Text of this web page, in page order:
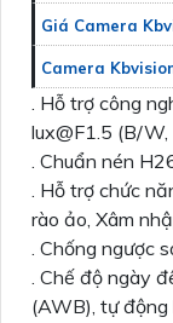
Giá Camera
Camera
. Hỗ trợ công
lux@F1.5 (B/W,
. Chuẩn nén
. Hỗ trợ chức
rào ảo, Xâm
. Chống ngược
. Chế độ ngày
(AWB), tự động